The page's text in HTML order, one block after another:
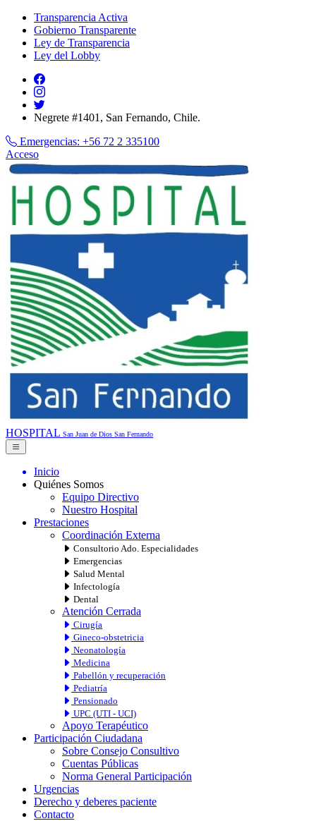
Transparencia Activa
Gobierno Transparente
Ley de Transparencia
Ley del Lobby
Negrete #1401, San Fernando, Chile.
Emergencias: +56 72 2 335100
Acceso
HOSPITAL San Juan de Dios San Fernando
Inicio
Quiénes Somos
Equipo Directivo
Nuestro Hospital
Prestaciones
Coordinación Externa
Consultorio Ado. Especialidades
Emergencias
Salud Mental
Infectología
Dental
Atención Cerrada
Cirugía
Gineco-obstetricia
Neonatología
Medicina
Pabellón y recuperación
Pediatría
Pensionado
UPC (UTI - UCI)
Apoyo Terapéutico
Participación Ciudadana
Sobre Consejo Consultivo
Cuentas Públicas
Norma General Participación
Urgencias
Derecho y deberes paciente
Contacto